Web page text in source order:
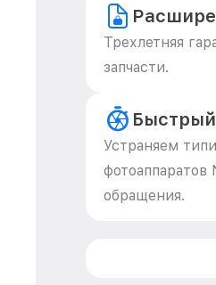
Трехлетняя
запчасти.
Устраняем
фотоаппаратов
обращения.